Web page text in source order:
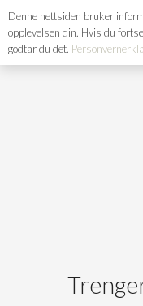
Denne nettsiden bruker
opplevelsen din. Hvis du
godtar du det.